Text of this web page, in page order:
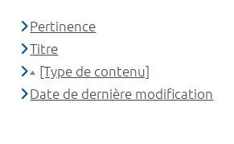
Pertinence
Titre
[Type de contenu]
Date de dernière modification